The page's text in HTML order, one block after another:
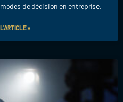
de décision en entreprise.
»